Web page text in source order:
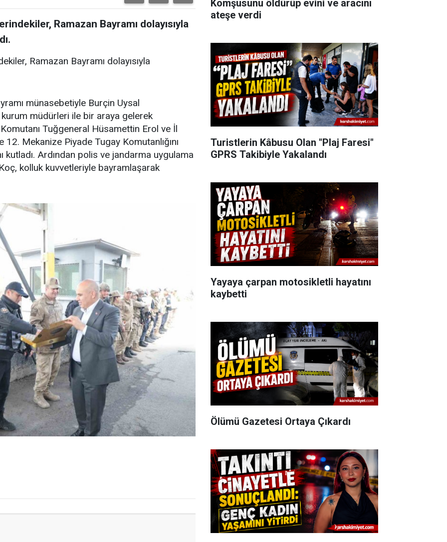
Ramazan Bayramı dolayısıyla
Ramazan Bayramı dolayısıyla
münasebetiyle Burçin Uysal
müdürleri ile bir araya gelerek
Tuğgeneral Hüsamettin Erol ve İl
Mekanize Piyade Tugay Komutanlığını
Ardından polis ve jandarma uygulama
kolluk kuvvetleriyle bayramlaşarak
Komşusunu öldürüp evini ve aracını
ateşe verdi
Turistlerin Kâbusu Olan "Plaj Faresi"
GPRS Takibiyle Yakalandı
Yayaya çarpan motosikletli hayatını
kaybetti
Ölümü Gazetesi Ortaya Çıkardı